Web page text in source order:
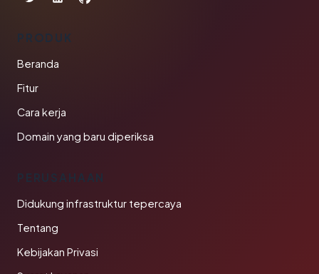
PRODUK
Beranda
Fitur
Cara kerja
Domain yang baru diperiksa
PERUSAHAAN
Didukung infrastruktur tepercaya
Tentang
Kebijakan Privasi